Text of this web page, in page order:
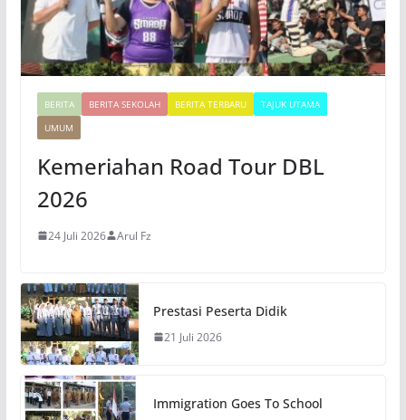
BERITA BERITA SEKOLAH BERITA TERBARU
TAJUK UTAMA
UMUM
Kemeriahan Road Tour DBL
2026
24 Juli 2026 Arul Fz
Prestasi Peserta Didik
21 Juli 2026
Immigration Goes To School